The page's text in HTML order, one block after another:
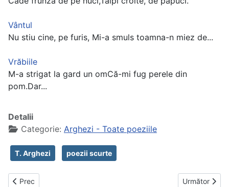
Vântul
Nu stiu cine, pe furis, Mi-a smuls toamna-n miez de...
Vrăbiile
M-a strigat la gard un omCă-mi fug perele din
pom.Dar...
Detalii
Categorie: Arghezi - Toate poeziile
T. Arghezi poezii scurte
Articol precedent: Arghezi - poezii creștine
Prec Articolul
Următor